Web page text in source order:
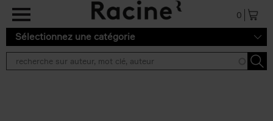
Aller au contenu principal
0
Sélectionnez une catégorie